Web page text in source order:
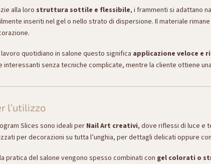
alla lorostruttura sottile e flessibile, i frammenti si adattano
inseriti nel gel o nello strato di dispersione. Il materiale
lavoro quotidiano in salone questo significa applicazione veloce e
interessanti senza tecniche complicate, mentre la cliente ottiene
l’utilizzo
Slices sono ideali per Nail Art creativi, dove riflessi di luce e
per decorazioni su tutta l’unghia, per dettagli delicati oppure
pratica del salone vengono spesso combinati con gel colorati o